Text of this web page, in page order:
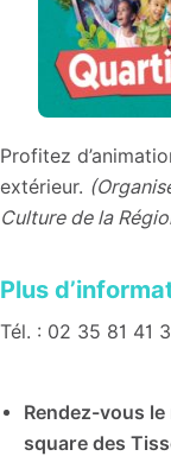
Profitez
extérieur.
Culture de la
Plus
Tél. : 02 35 81 41
Rendez-vous le
square des